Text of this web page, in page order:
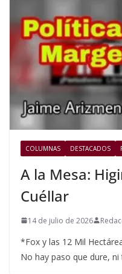
COLUMNAS DESTACADOS
A la Mesa:
Cuéllar
14 de julio de 2026
*Fox y las 12 Mil
No hay paso que dure,